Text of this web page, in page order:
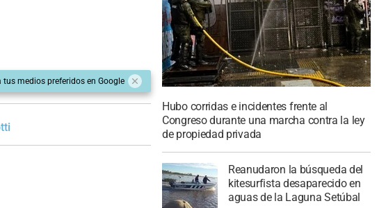
tus medios preferidos en Google
Hubo corridas e incidentes frente al
Congreso durante una marcha contra la ley
de propiedad privada
Reanudaron la búsqueda del
kitesurfista desaparecido en
aguas de la Laguna Setúbal